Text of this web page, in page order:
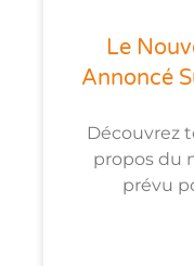
Le
Annoncé
Découvrez
propos du
prévu